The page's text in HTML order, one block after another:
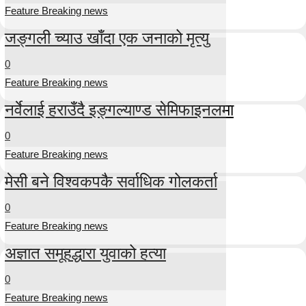
Feature Breaking news
जङ्गली च्याउ खाँदा एक जनाको मृत्यु
0
Feature Breaking news
नर्वेलाई हराउँदै इङ्गल्याण्ड सेमिफाइनलमा
0
Feature Breaking news
मेसी बने विश्वकपकै सर्वाधिक गोलकर्ता
0
Feature Breaking news
अज्ञात समूहद्धारा युवाको हत्या
0
Feature Breaking news